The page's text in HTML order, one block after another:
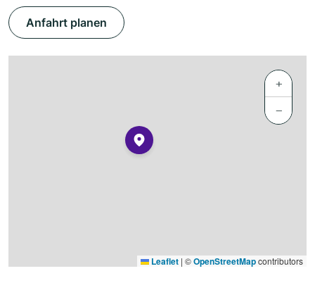
Anfahrt planen
+
−
Leaflet | ©OpenStreetMapcontributors